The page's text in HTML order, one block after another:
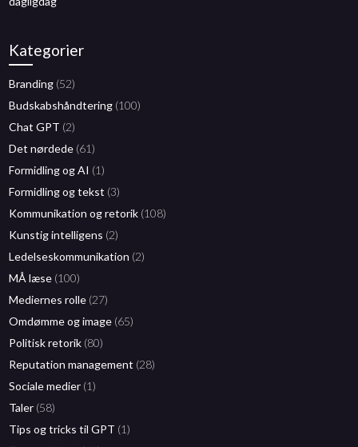
Kategorier
Branding (52)
Budskabshåndtering (100)
Chat GPT (2)
Det nørdede (61)
Formidling og AI (1)
Formidling og tekst (3)
Kommunikation og retorik (108)
Kunstig intelligens (2)
Ledelseskommunikation (2)
MÅ læse (100)
Mediernes rolle (27)
Omdømme og image (65)
Politisk retorik (80)
Reputation management (28)
Sociale medier (1)
Taler (58)
Tips og tricks til GPT (1)